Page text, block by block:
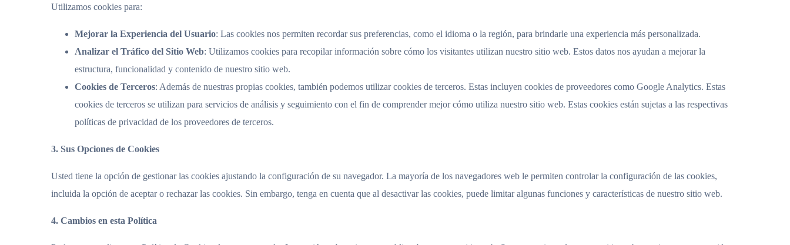
Utilizamos cookies para:
Mejorar la Experiencia del Usuario: Las cookies nos permiten recordar sus preferencias, como el idioma o la región, para brindarle una experiencia más personalizada.
Analizar el Tráfico del Sitio Web: Utilizamos cookies para recopilar información sobre cómo los visitantes utilizan nuestro sitio web. Estos datos nos ayudan a mejorar la
estructura, funcionalidad y contenido de nuestro sitio web.
Cookies de Terceros: Además de nuestras propias cookies, también podemos utilizar cookies de terceros. Estas incluyen cookies de proveedores como Google Analytics. Estas
cookies de terceros se utilizan para servicios de análisis y seguimiento con el fin de comprender mejor cómo utiliza nuestro sitio web. Estas cookies están sujetas a las respectivas
políticas de privacidad de los proveedores de terceros.
3. Sus Opciones de Cookies
Usted tiene la opción de gestionar las cookies ajustando la configuración de su navegador. La mayoría de los navegadores web le permiten controlar la configuración de las cookies,
incluida la opción de aceptar o rechazar las cookies. Sin embargo, tenga en cuenta que al desactivar las cookies, puede limitar algunas funciones y características de nuestro sitio web.
4. Cambios en esta Política